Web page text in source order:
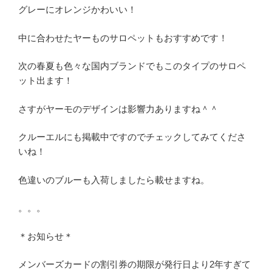
グレーにオレンジかわいい！
中に合わせたヤーものサロペットもおすすめです！
次の春夏も色々な国内ブランドでもこのタイプのサロペ
ット出ます！
さすがヤーモのデザインは影響力ありますね＾＾
クルーエルにも掲載中ですのでチェックしてみてくださ
いね！
色違いのブルーも入荷しましたら載せますね。
。。。
＊お知らせ＊
メンバーズカードの割引券の期限が発行日より2年すぎて